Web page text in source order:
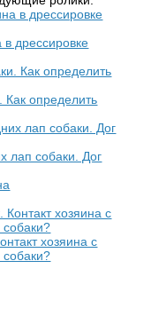
дрессировке
определить
лап собаки. Дог
хозяина с